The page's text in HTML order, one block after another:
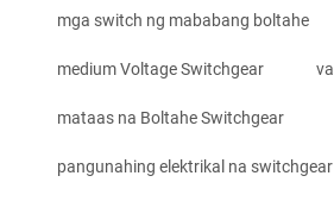
mga switch ng mababang boltahe
medium Voltage Switchgear
mataas na Boltahe Switchgear
pangunahing elektrikal na switchgear